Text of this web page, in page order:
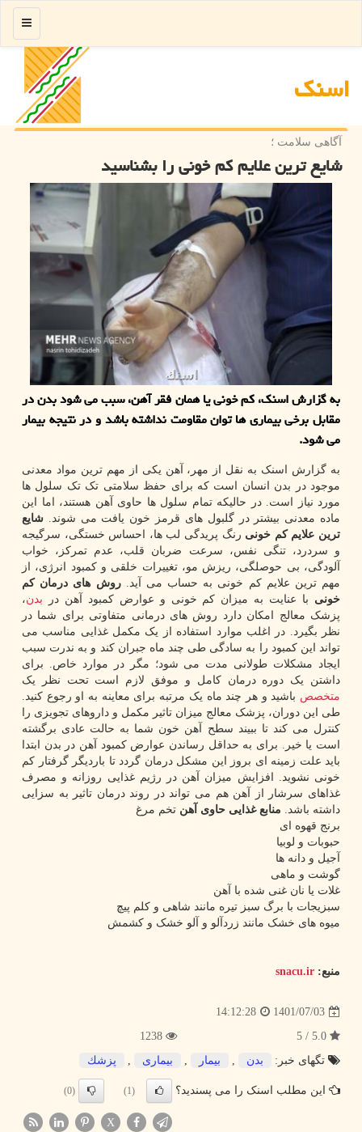
اسنك
منو
آگاهی سلامت ؛
شایع ترین علایم کم خونی را بشناسید
به گزارش اسنک، کم خونی یا همان فقر آهن، سبب می شود بدن در
مقابل برخی بیماری ها توان مقاومت نداشته باشد و در نتیجه بیمار
می شود.
به گزارش اسنک به نقل از مهر، آهن یکی از مهم ترین مواد معدنی
موجود در بدن انسان است که برای حفظ سلامتی تک تک سلول ها
مورد نیاز است. در حالیکه تمام سلول ها حاوی آهن هستند، اما این
ماده معدنی بیشتر در گلبول های قرمز خون یافت می شوند. شایع
ترین علایم کم خونی رنگ پریدگی لب ها، احساس خستگی، سرگیجه
و سردرد، تنگی نفس، سرعت ضربان قلب، عدم تمرکز، خواب
آلودگی، بی حوصلگی، ریزش مو، تغییرات خلقی و کمبود انرژی، از
مهم ترین علایم کم خونی به حساب می آید.روش های درمان کم
خونی با عنایت به میزان کم خونی و عوارض کمبود آهن در بدن،
پزشک معالج امکان دارد روش های درمانی متفاوتی برای شما در
نظر بگیرد. در اغلب موارد استفاده از یک مکمل غذایی مناسب می
تواند این کمبود را به سادگی طی چند ماه جبران کند و به ندرت سبب
ایجاد مشکلات طولانی مدت می شود؛ مگر در موارد خاص. برای
داشتن یک دوره درمان کامل و موفق لازم است تحت نظر یک
متخصص باشید و هر چند ماه یک مرتبه برای معاینه به او رجوع کنید.
طی این دوران، پزشک معالج میزان تاثیر مکمل و داروهای تجویزی را
کنترل می کند تا ببیند سطح آهن خون شما به حالت عادی برگشته
است یا خیر. برای به حداقل رساندن عوارض کمبود آهن در بدن ابتدا
باید علت زمینه ای بروز این مشکل درمان گردد تا باردیگر گرفتار کم
خونی نشوید. افزایش میزان آهن در رژیم غذایی روزانه و مصرف
غذاهای سرشار از آهن هم می تواند در روند درمان تاثیر به سزایی
داشته باشد. منابع غذایی حاوی آهن تخم مرغ
برنج قهوه ای
حبوبات و لوبیا
آجیل و دانه ها
گوشت و ماهی
غلات یا نان غنی شده با آهن
سبزیجات با برگ سبز تیره مانند شاهی و کلم پیچ
میوه های خشک مانند زردآلو و آلو خشک و کشمش
منبع: snacu.ir
1401/07/03
14:12:28
تگهای خبر:
بدن , بیمار , بیماری , پزشك
این مطلب اسنک را می پسندید؟ (1)
(0)
X